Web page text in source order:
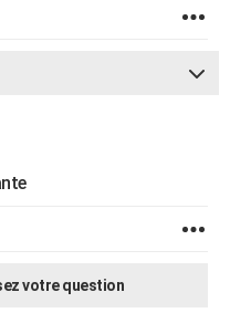
votre question